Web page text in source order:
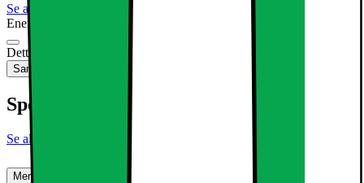
Se alle specifikationer
Energimærkning
Produktdatablad
Dette produkt er ikke tilgængeligt
Sammenlign
Specifikationer
Se alle specifikationer
Mere om produktet